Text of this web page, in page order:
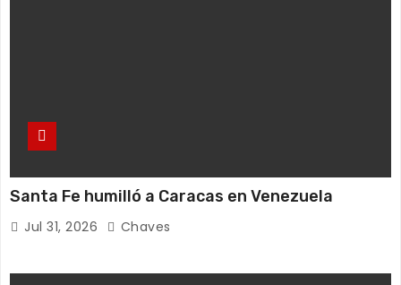
Santa Fe humilló a Caracas en Venezuela
Jul 31, 2026 Chaves